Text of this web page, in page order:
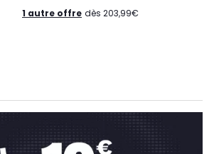
1 autre offre dès 203,99€